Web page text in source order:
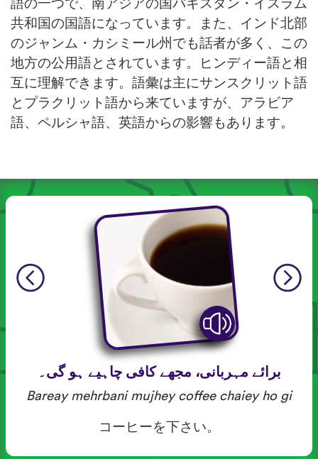
語の一つで、南アジアの国パキスタン・イスラム
共和国の国語になっています。また、インド北部
のジャンム・カシミール州でも話者が多く、この
地方の公用語とされています。ヒンディー語と相
互に理解できます。語彙は主にサンスクリット語
とプラクリット語から来ていますが、アラビア
語、ペルシャ語、英語からの影響もあります。
برائے مہربانی، مجھے کافی چاہیے ہو گی۔
Bareay mehrbani mujhey coffee chaiey ho gi
コーヒーを下さい。